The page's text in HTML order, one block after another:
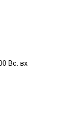
Вс. вх